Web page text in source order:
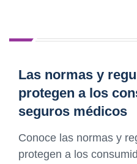
Las normas y
protegen a los
seguros médicos
Conoce las normas y
protegen a los